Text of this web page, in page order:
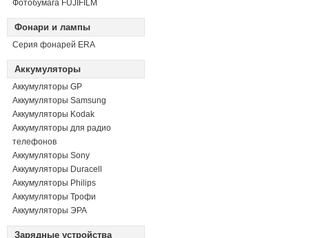
Фотобумага FUJIFILM
Фонари и лампы
Серия фонарей ERA
Аккумуляторы
Аккумуляторы GP
Аккумуляторы Samsung
Аккумуляторы Kodak
Аккумуляторы для радио
телефонов
Аккумуляторы Sony
Аккумуляторы Duracell
Аккумуляторы Philips
Аккумуляторы Трофи
Аккумуляторы ЭРА
Зарядные устройства